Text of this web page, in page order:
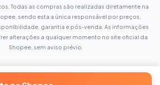
Todas as compras são realizadas diretamente na
sendo esta a única responsável por preços,
garantia e pós-venda. As informações
alterações a qualquer momento no site oficial da
Shopee, sem aviso prévio.